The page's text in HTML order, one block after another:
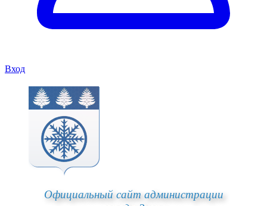
Вход
Официальный сайт администрации